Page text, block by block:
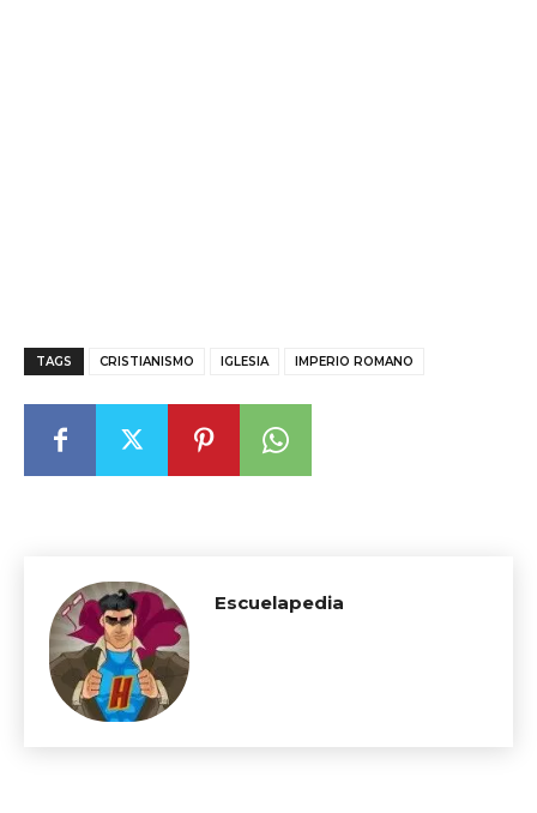
TAGS CRISTIANISMO IGLESIA IMPERIO ROMANO
Escuelapedia